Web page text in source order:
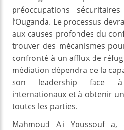
préoccupations
l’Ouganda. Le processus
aux causes profondes du
trouver des mécanismes
confronté à un afflux de
médiation dépendra de la
son leadership face à
internationaux et à obtenir
toutes les parties.
Mahmoud Ali Youssouf a,